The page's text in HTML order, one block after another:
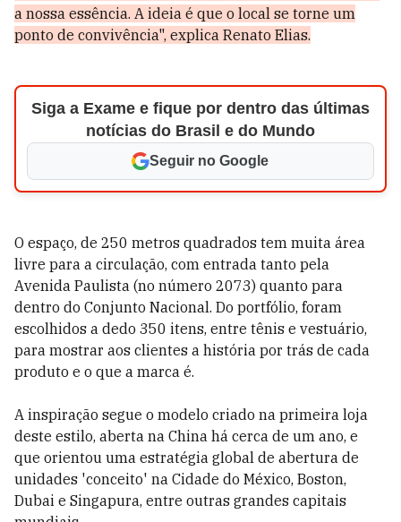
a nossa essência. A ideia é que o local se torne um
ponto de convivência", explica Renato Elias.
Siga a Exame e fique por dentro das últimas
notícias do Brasil e do Mundo
Seguir no Google
O espaço, de 250 metros quadrados tem muita área
livre para a circulação, com entrada tanto pela
Avenida Paulista (no número 2073) quanto para
dentro do Conjunto Nacional. Do portfólio, foram
escolhidos a dedo 350 itens, entre tênis e vestuário,
para mostrar aos clientes a história por trás de cada
produto e o que a marca é.
A inspiração segue o modelo criado na primeira loja
deste estilo, aberta na China há cerca de um ano, e
que orientou uma estratégia global de abertura de
unidades 'conceito' na Cidade do México, Boston,
Dubai e Singapura, entre outras grandes capitais